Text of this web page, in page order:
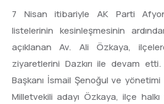
7 Nisan itibariyle AK Parti
listelerinin kesinleşmesinin
açıklanan Av. Ali Özkaya,
ziyaretlerini Dazkırı ile devam
Başkanı İsmail Şenoğul ve yönetimi
Milletvekili adayı Özkaya, ilçe